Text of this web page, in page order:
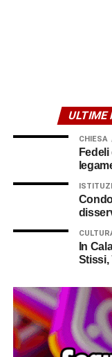
ULTIME
CHIESA
In
Stissi,